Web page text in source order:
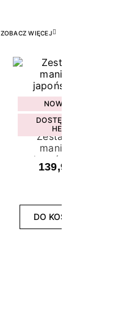
ZOBACZ WIĘCEJ
NOWOŚĆ
DOSTĘPNY W
HEBE
Zestaw do
manicure
japońskiego
139,99 zł
DO KOSZYKA